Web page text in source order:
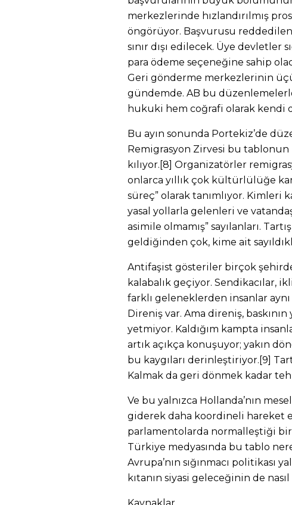
merkezlerinde hızlandırılmış
öngörüyor. Başvurusu
sınır dışı edilecek. Üye devletler
para ödeme seçeneğine sahip
Geri gönderme merkezlerinin
gündemde. AB bu
hukuki hem coğrafi olarak kendi
Bu ayın sonunda Portekiz’de
Remigrasyon Zirvesi bu
kılıyor.[8] Organizatörler
onlarca yıllık çok kültürlülüğe
süreç” olarak tanımlıyor. Kimleri
yasal yollarla gelenleri ve
asimile olmamış” sayılanları.
geldiğinden çok, kime ait
Antifaşist gösteriler birçok
kalabalık geçiyor. Sendikacılar,
farklı geleneklerden insanlar
Direniş var. Ama direniş,
yetmiyor. Kaldığım kampta
artık açıkça konuşuyor; yakın
bu kaygıları derinleştiriyor.[9]
Kalmak da geri dönmek kadar
Ve bu yalnızca Hollanda’nın
giderek daha koordineli hareket
parlamentolarda normalleştiği
Türkiye medyasında bu tablo
Avrupa’nın sığınmacı politikası
kıtanın siyasi geleceğinin de